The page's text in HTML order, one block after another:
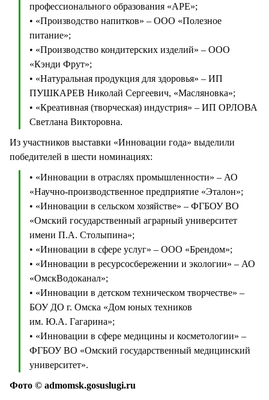
профессионального образования «АPE»;
• «Производство напитков» – ООО «Полезное
питание»;
• «Производство кондитерских изделий» – ООО
«Кэнди Фрут»;
• «Натуральная продукция для здоровья» – ИП
ПУШКАРЕВ Николай Сергеевич, «Масляновка»;
• «Креативная (творческая) индустрия» – ИП ОРЛОВА
Светлана Викторовна.
Из участников выставки «Инновации года» выделили
победителей в шести номинациях:
• «Инновации в отраслях промышленности» – АО
«Научно-производственное предприятие «Эталон»;
• «Инновации в сельском хозяйстве» – ФГБОУ ВО
«Омский государственный аграрный университет
имени П.А. Столыпина»;
• «Инновации в сфере услуг» – ООО «Брендом»;
• «Инновации в ресурсосбережении и экологии» – АО
«ОмскВодоканал»;
• «Инновации в детском техническом творчестве» –
БОУ ДО г. Омска «Дом юных техников
им. Ю.А. Гагарина»;
• «Инновации в сфере медицины и косметологии» –
ФГБОУ ВО «Омский государственный медицинский
университет».
Фото © admomsk.gosuslugi.ru